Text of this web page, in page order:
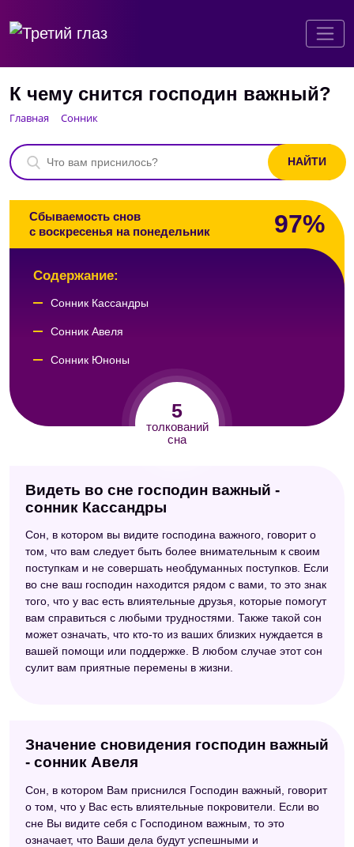
К чему снится господин важный?
Главная Сонник
Сбываемость снов
с воскресенья на понедельник
97%
5
толкований
сна
Содержание:
Сонник Кассандры
Сонник Авеля
Сонник Юноны
Видеть во сне господин важный -
сонник Кассандры
Сон, в котором вы видите господина важного, говорит о
том, что вам следует быть более внимательным к своим
поступкам и не совершать необдуманных поступков. Если
во сне ваш господин находится рядом с вами, то это знак
того, что у вас есть влиятельные друзья, которые помогут
вам справиться с любыми трудностями. Также такой сон
может означать, что кто-то из ваших близких нуждается в
вашей помощи или поддержке. В любом случае этот сон
сулит вам приятные перемены в жизни.
Значение сновидения господин важный
- сонник Авеля
Сон, в котором Вам приснился Господин важный, говорит
о том, что у Вас есть влиятельные покровители. Если во
сне Вы видите себя с Господином важным, то это
означает, что Ваши дела будут успешными и